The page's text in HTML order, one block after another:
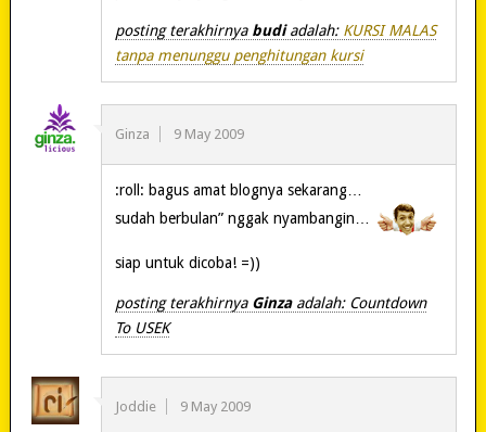
posting terakhirnya budiadalah: KURSI MALAS
tanpa menunggu penghitungan kursi
Ginza 9 May 2009
:roll: bagus amat blognya sekarang…
sudah berbulan” nggak nyambangin…
siap untuk dicoba! =))
posting terakhirnya Ginza adalah: Countdown
To USEK
Joddie 9 May 2009